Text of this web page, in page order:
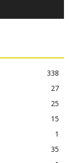
338
27
25
15
1
35